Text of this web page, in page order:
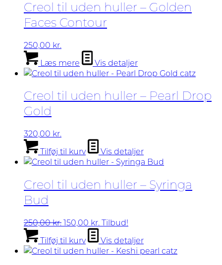
vælges
på
Creol til uden huller – Golden
Faces Contour
250,00 kr.
Læs mere
Vis detaljer
Creol til uden huller – Pearl Drop
Gold
320,00 kr.
Tilføj til kurv
Vis detaljer
Creol til uden huller – Syringa
Bud
250,00kr.Den
oprindelige
pris
var:
150,00 kr.Den
pris
er:
Tilbud!
Tilføj til kurv
Vis detaljer